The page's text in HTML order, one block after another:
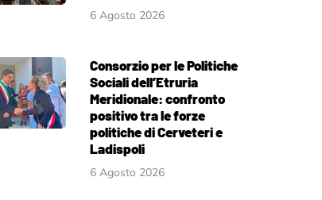
6 Agosto 2026
Consorzio per le Politiche
Sociali dell’Etruria
Meridionale: confronto
positivo tra le forze
politiche di Cerveteri e
Ladispoli
6 Agosto 2026